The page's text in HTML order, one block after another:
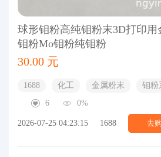
球形钼粉高纯钼粉末3D打印
钼粉Mo钼粉纯钼粉
30.00 元
1688 化工 金属粉末 钼粉
6
0%
2026-07-25 04:23:15 1688 去